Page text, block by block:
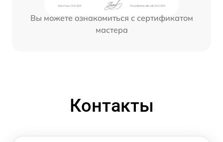
Вы можете ознакомиться с сертификатом
мастера
Контакты